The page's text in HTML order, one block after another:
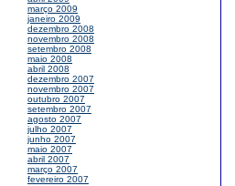
março 2009
janeiro 2009
dezembro 2008
novembro 2008
setembro 2008
maio 2008
abril 2008
dezembro 2007
novembro 2007
outubro 2007
setembro 2007
agosto 2007
julho 2007
junho 2007
maio 2007
abril 2007
março 2007
fevereiro 2007